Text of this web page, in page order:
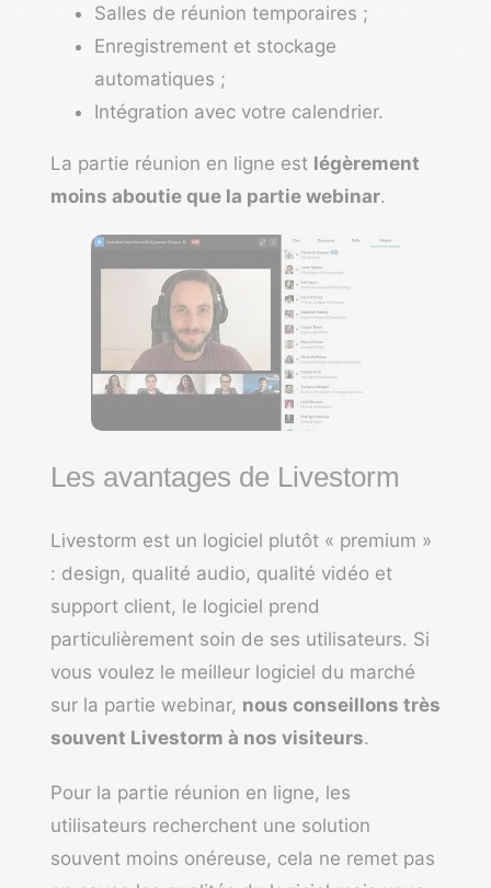
Salles de réunion temporaires ;
Enregistrement et stockage
automatiques ;
Intégration avec votre calendrier.
La partie réunion en ligne est légèrement
moins aboutie que la partie webinar.
Les avantages de Livestorm
Livestorm est un logiciel plutôt « premium »
: design, qualité audio, qualité vidéo et
support client, le logiciel prend
particulièrement soin de ses utilisateurs. Si
vous voulez le meilleur logiciel du marché
sur la partie webinar, nous conseillons très
souvent Livestorm à nos visiteurs.
Pour la partie réunion en ligne, les
utilisateurs recherchent une solution
souvent moins onéreuse, cela ne remet pas